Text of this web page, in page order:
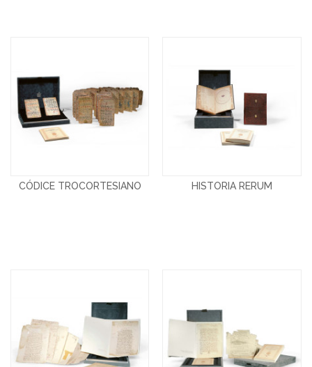
CÓDICE TROCORTESIANO HISTORIA RERUM